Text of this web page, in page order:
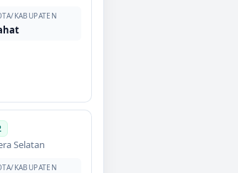
KABUPATEN
Selatan
KABUPATEN